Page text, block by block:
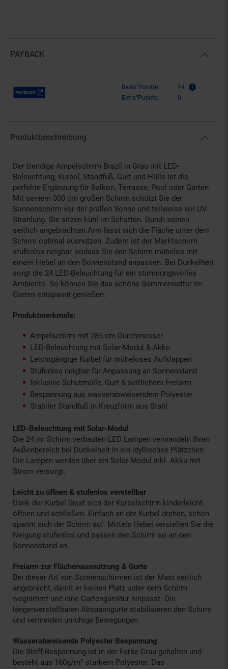
PAYBACK
Payback Punkte Basis°Punkte:
44
Extra°Punkte:
0
Produktbeschreibung
Der trendige Ampelschirm Brazil in Grau mit LED-
Beleuchtung, Kurbel, Standfuß, Gurt und Hülle ist die
perfekte Ergänzung für Balkon, Terrasse, Pool oder Garten.
Mit seinem 300 cm großen Schirm schützt Sie der
Sonnenschirm vor der prallen Sonne und teilweise vor UV-
Strahlung. Sie sitzen kühl im Schatten. Durch seinen
seitlich angebrachten Arm lässt sich die Fläche unter dem
Schirm optimal ausnutzen. Zudem ist der Marktschirm
stufenlos neigbar, sodass Sie den Schirm mühelos mit
einem Hebel an den Sonnenstand anpassen. Bei Dunkelheit
sorgt die 24 LED-Beleuchtung für ein stimmungsvolles
Ambiente. So können Sie das schöne Sommerwetter im
Garten entspannt genießen.
Produktmerkmale:
Ampelschirm mit 285 cm Durchmesser
LED-Beleuchtung mit Solar-Modul & Akku
Leichtgängige Kurbel für müheloses Aufklappen
Stufenlos neigbar für Anpassung an Sonnenstand
Inklusive Schutzhülle, Gurt & seitlichem Freiarm
Bespannung aus wasserabweisendem Polyester
Stabiler Standfuß in Kreuzform aus Stahl
LED-Beleuchtung mit Solar-Modul
Die 24 im Schirm verbauten LED Lampen verwandeln Ihren
Außenbereich bei Dunkelheit in ein idyllisches Plätzchen.
Die Lampen werden über ein Solar-Modul inkl. Akku mit
Strom versorgt.
Leicht zu öffnen & stufenlos verstellbar
Dank der Kurbel lässt sich der Kurbelschirm kinderleicht
öffnen und schließen. Einfach an der Kurbel drehen, schon
spannt sich der Schirm auf. Mittels Hebel verstellen Sie die
Neigung stufenlos und passen den Schirm so an den
Sonnenstand an.
Freiarm zur Flächenausnutzung & Gurte
Bei dieser Art von Sonnenschirmen ist der Mast seitlich
angebracht, damit er keinen Platz unter dem Schirm
wegnimmt und eine Gartengarnitur hinpasst. Die
längenverstellbaren Abspanngurte stabilisieren den Schirm
und vermeiden unruhige Bewegungen.
Wasserabweisende Polyester Bespannung
Die Stoff-Bespannung ist in der Farbe Grau gehalten und
besteht aus 160g/m² starkem Polyester. Das